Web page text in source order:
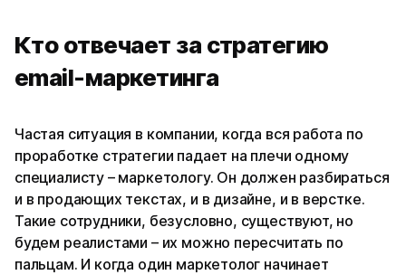
Кто отвечает за стратегию
email-маркетинга
Частая ситуация в компании, когда вся работа по
проработке стратегии падает на плечи одному
специалисту – маркетологу. Он должен разбираться
и в продающих текстах, и в дизайне, и в верстке.
Такие сотрудники, безусловно, существуют, но
будем реалистами – их можно пересчитать по
пальцам. И когда один маркетолог начинает